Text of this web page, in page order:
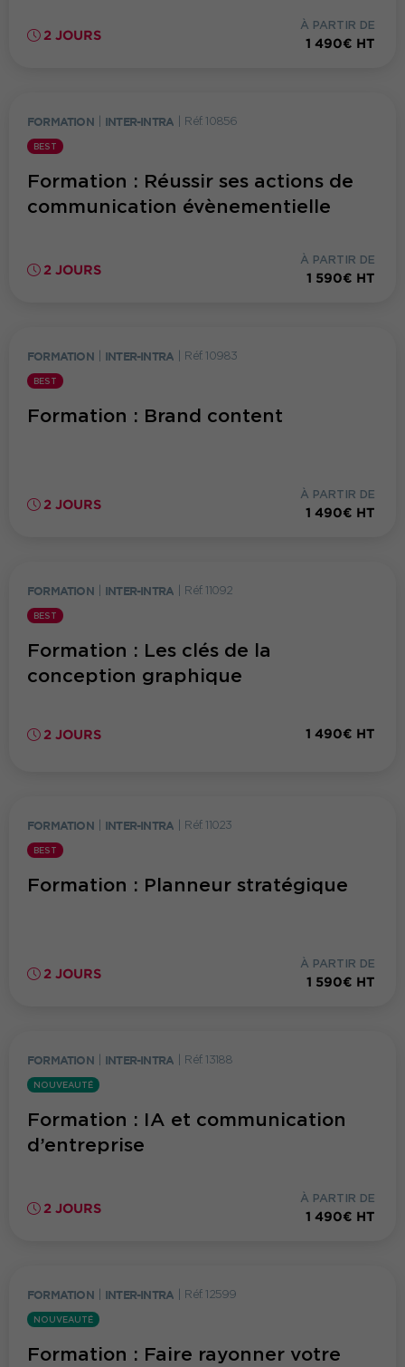
2 JOURS
À PARTIR DE
1 490€ HT
FORMATION INTER-INTRA Réf. 10856
BEST
Formation : Réussir ses actions de
communication évènementielle
2 JOURS
À PARTIR DE
1 590€ HT
FORMATION INTER-INTRA Réf. 10983
BEST
Formation : Brand content
2 JOURS
À PARTIR DE
1 490€ HT
FORMATION INTER-INTRA Réf. 11092
BEST
Formation : Les clés de la
conception graphique
2 JOURS 1 490€ HT
FORMATION INTER-INTRA Réf. 11023
BEST
Formation : Planneur stratégique
2 JOURS
À PARTIR DE
1 590€ HT
FORMATION INTER-INTRA Réf. 13188
NOUVEAUTÉ
Formation : IA et communication
d’entreprise
2 JOURS
À PARTIR DE
1 490€ HT
FORMATION INTER-INTRA Réf. 12599
NOUVEAUTÉ
Formation : Faire rayonner votre